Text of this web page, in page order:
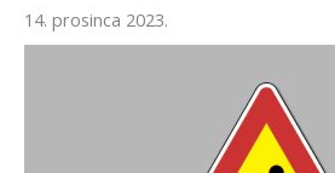
14. prosinca 2023.